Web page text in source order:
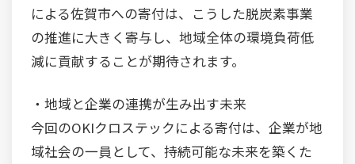
による佐賀市への寄付は、こうした脱炭素事業
の推進に大きく寄与し、地域全体の環境負荷低
減に貢献することが期待されます。
・地域と企業の連携が生み出す未来
今回のOKIクロステックによる寄付は、企業が地
域社会の一員として、持続可能な未来を築くた